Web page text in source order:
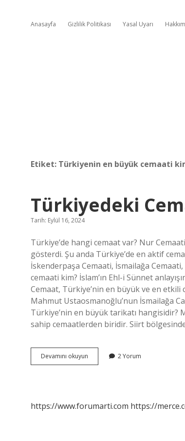
Anasayfa Gizlilik Politikası Yasal Uyarı
Etiket: Türkiyenin en büyük cemaati
Türkiyedeki
Tarih: Eylül 16, 2024
Türkiye’de hangi cemaat var? Nur
gösterdi. Şu anda Türkiye’de en aktif
İskenderpaşa Cemaati, İsmailağa
cemaati kim? İslam’ın Ehl-i Sünnet
Cemaat, Türkiye’nin en büyük ve en
Mahmut Ustaosmanoğlu’nun İsmailağa
Türkiye’nin en büyük tarikatı hangisidir?
sahip cemaatlerden biridir. Siirt
Devamını okuyun Türkiyedeki
Cemaatler
2 Yorum
https://www.forumarti.com https://